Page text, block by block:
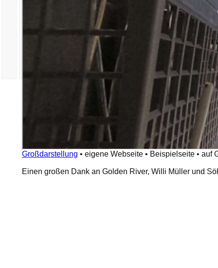
Großdarstellung • eigene Webseite • Beispielseite • auf
Einen großen Dank an Golden River, Willi Müller und